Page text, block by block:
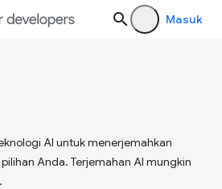
Masuk
AI untuk menerjemahkan
Anda. Terjemahan AI mungkin